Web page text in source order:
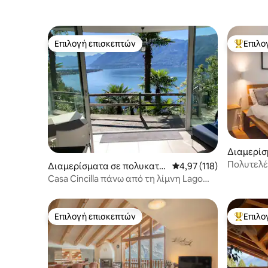
Επιλογή επισκεπτών
Επιλογή επισκεπτών
Διαμερίσματα σε πολυκατοι
κία
Μέση βαθμολογία: 4,97
4,97 (118)
Casa Cincilla πάνω από τη λίμνη Lago
ικία
Επιλογή επισκεπτών
Επιλογή επισκεπτών